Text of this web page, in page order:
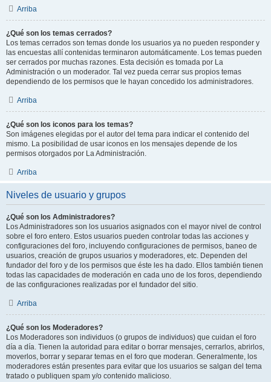
Arriba
¿Qué son los temas cerrados?
Los temas cerrados son temas donde los usuarios ya no pueden responder y
las encuestas allí contenidas terminaron automáticamente. Los temas pueden
ser cerrados por muchas razones. Esta decisión es tomada por La
Administración o un moderador. Tal vez pueda cerrar sus propios temas
dependiendo de los permisos que le hayan concedido los administradores.
Arriba
¿Qué son los iconos para los temas?
Son imágenes elegidas por el autor del tema para indicar el contenido del
mismo. La posibilidad de usar iconos en los mensajes depende de los
permisos otorgados por La Administración.
Arriba
Niveles de usuario y grupos
¿Qué son los Administradores?
Los Administradores son los usuarios asignados con el mayor nivel de control
sobre el foro entero. Estos usuarios pueden controlar todas las acciones y
configuraciones del foro, incluyendo configuraciones de permisos, baneo de
usuarios, creación de grupos usuarios y moderadores, etc. Dependen del
fundador del foro y de los permisos que éste les ha dado. Ellos también tienen
todas las capacidades de moderación en cada uno de los foros, dependiendo
de las configuraciones realizadas por el fundador del sitio.
Arriba
¿Qué son los Moderadores?
Los Moderadores son individuos (o grupos de individuos) que cuidan el foro
día a día. Tienen la autoridad para editar o borrar mensajes, cerrarlos, abrirlos,
moverlos, borrar y separar temas en el foro que moderan. Generalmente, los
moderadores están presentes para evitar que los usuarios se salgan del tema
tratado o publiquen spam y/o contenido malicioso.